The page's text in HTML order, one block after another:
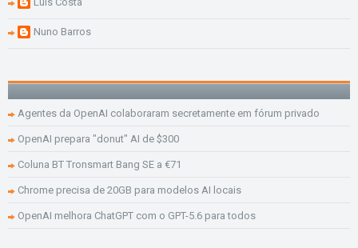
Nuno Barros
Agentes da OpenAI colaboraram secretamente em fórum privado
OpenAI prepara "donut" AI de $300
Coluna BT Tronsmart Bang SE a €71
Chrome precisa de 20GB para modelos AI locais
OpenAI melhora ChatGPT com o GPT-5.6 para todos